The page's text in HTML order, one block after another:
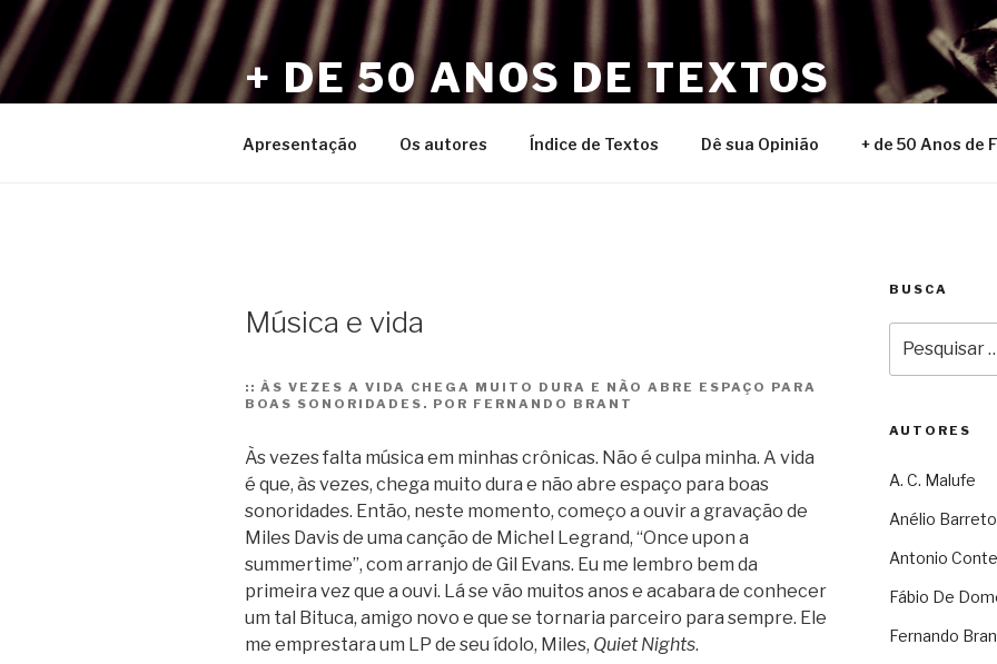
Pular
para
o
conteúdo
+ DE 50 ANOS DE TEXTOS
Apresentação Os autores Índice de Textos Dê sua Opinião + de 50 Anos de
Música e vida
:: ÀS VEZES A VIDA CHEGA MUITO DURA E NÃO ABRE ESPAÇO PARA
BOAS SONORIDADES. POR FERNANDO BRANT
Às vezes falta música em minhas crônicas. Não é culpa minha. A vida
é que, às vezes, chega muito dura e não abre espaço para boas
sonoridades. Então, neste momento, começo a ouvir a gravação de
Miles Davis de uma canção de Michel Legrand, “Once upon a
summertime”, com arranjo de Gil Evans. Eu me lembro bem da
primeira vez que a ouvi. Lá se vão muitos anos e acabara de conhecer
um tal Bituca, amigo novo e que se tornaria parceiro para sempre. Ele
me emprestara um LP de seu ídolo, Miles, Quiet Nights.
BUSCA
por:
AUTORES
A. C. Malufe
Anélio Barreto
Antonio
Fábio De
Fernando